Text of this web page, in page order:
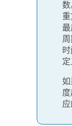
定